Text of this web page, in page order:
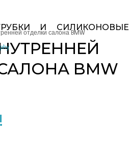
И СИЛИКОНОВЫЕ
отделки салона BMW
BMW